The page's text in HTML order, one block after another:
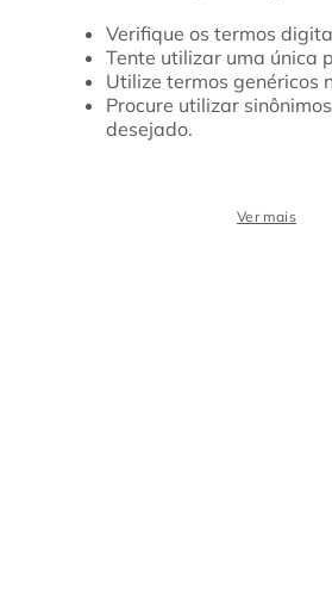
Verifique os termos
Tente utilizar uma única
Utilize termos genéricos
Procure utilizar
desejado.
Ver mais